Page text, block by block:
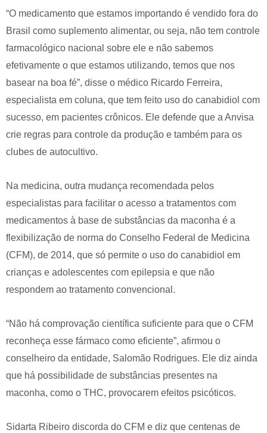
“O medicamento que estamos importando é vendido fora do
Brasil como suplemento alimentar, ou seja, não tem controle
farmacológico nacional sobre ele e não sabemos
efetivamente o que estamos utilizando, temos que nos
basear na boa fé”, disse o médico Ricardo Ferreira,
especialista em coluna, que tem feito uso do canabidiol com
sucesso, em pacientes crônicos. Ele defende que a Anvisa
crie regras para controle da produção e também para os
clubes de autocultivo.
Na medicina, outra mudança recomendada pelos
especialistas para facilitar o acesso a tratamentos com
medicamentos à base de substâncias da maconha é a
flexibilização de norma do Conselho Federal de Medicina
(CFM), de 2014, que só permite o uso do canabidiol em
crianças e adolescentes com epilepsia e que não
respondem ao tratamento convencional.
“Não há comprovação científica suficiente para que o CFM
reconheça esse fármaco como eficiente”, afirmou o
conselheiro da entidade, Salomão Rodrigues. Ele diz ainda
que há possibilidade de substâncias presentes na
maconha, como o THC, provocarem efeitos psicóticos.
Sidarta Ribeiro discorda do CFM e diz que centenas de